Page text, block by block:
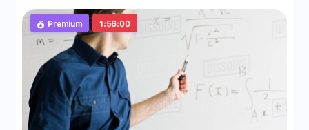
Premium 1:56:00